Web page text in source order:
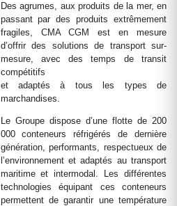
Des agrumes, aux produits de la mer, en
passant par des produits extrêmement
fragiles, CMA CGM est en mesure
d’offrir des solutions de transport sur-
mesure, avec des temps de transit
compétitifs
et adaptés à tous les types de
marchandises.
Le Groupe dispose d’une flotte de 200
000 conteneurs réfrigérés de dernière
génération, performants, respectueux de
l’environnement et adaptés au transport
maritime et intermodal. Les différentes
technologies équipant ces conteneurs
permettent de garantir une température